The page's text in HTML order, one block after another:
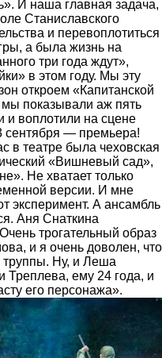
И наша главная задача,
Станиславского
и перевоплотиться
а была жизнь на
три года ждут»,
в этом году. Мы эту
откроем «Капитанской
мы показывали аж пять
и воплотили на сцене
сентября — премьера!
в театре была чеховская
«Вишневый сад»,
Не хватает только
версии. И мне
эксперимент. А ансамбль
Аня Снаткина
трогательный образ
и я очень доволен, что
труппы. Ну, и Леша
Треплева, ему 24 года, и
его персонажа».